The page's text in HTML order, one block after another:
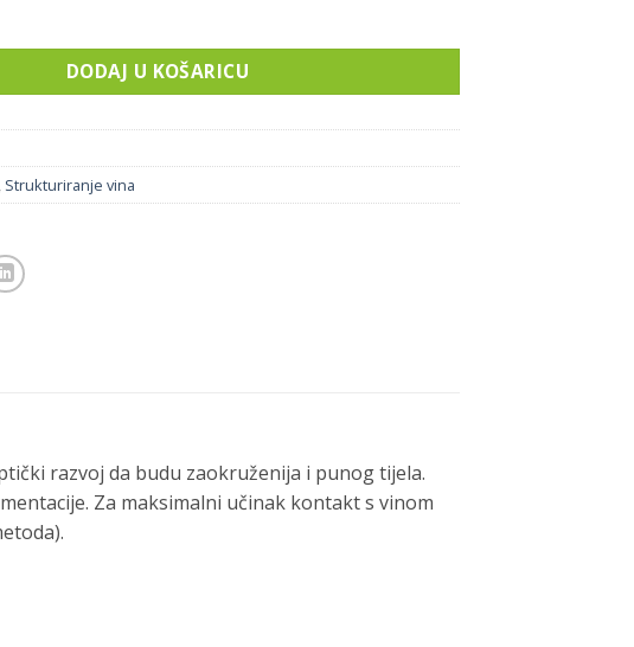
DODAJ U KOŠARICU
, Strukturiranje vina
razvoj da budu zaokruženija i punog tijela.
Za maksimalni učinak kontakt s vinom